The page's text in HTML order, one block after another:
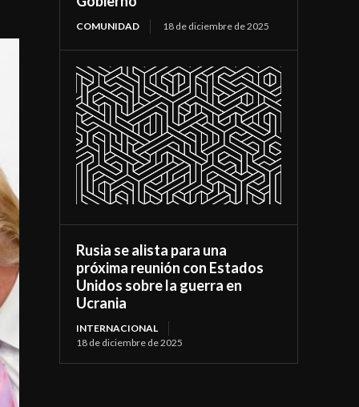
COMUNIDAD 18 de diciembre de 2025
Rusia se alista para una
próxima reunión con Estados
Unidos sobre la guerra en
Ucrania
INTERNACIONAL
18 de diciembre de 2025